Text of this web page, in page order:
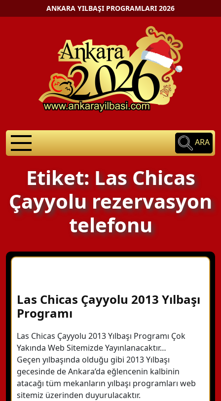
ANKARA YILBAŞI PROGRAMLARI 2026
ARA
Etiket: Las Chicas
Çayyolu rezervasyon
telefonu
Las Chicas Çayyolu 2013 Yılbaşı
Programı
Las Chicas Çayyolu 2013 Yılbaşı Programı Çok
Yakında Web Sitemizde Yayınlanacaktır…
Geçen yılbaşında olduğu gibi 2013 Yılbaşı
gecesinde de Ankara’da eğlencenin kalbinin
atacağı tüm mekanların yılbaşı programları web
sitemiz üzerinden duyurulacaktır.